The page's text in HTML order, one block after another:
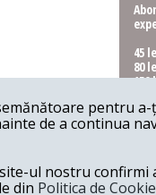
45
80
150
62
115
pentru
de a continua
ul nostru
din Politica de